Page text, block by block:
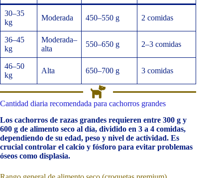
30–35
kg
Moderada 450–550 g 2 comidas
36–45
kg
Moderada–
alta
550–650 g 2–3 comidas
46–50
kg
Alta 650–700 g 3 comidas
Cantidad diaria recomendada para cachorros grandes
Los cachorros de razas grandes requieren entre 300 g y
600 g de alimento seco al día, dividido en 3 a 4 comidas,
dependiendo de su edad, peso y nivel de actividad. Es
crucial controlar el calcio y fósforo para evitar problemas
óseos como displasia.